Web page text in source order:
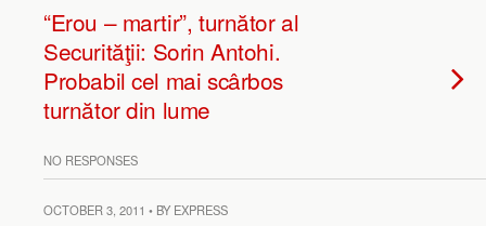
“Erou – martir”, turnător al
Securităţii: Sorin Antohi.
Probabil cel mai scârbos
turnător din lume
NO RESPONSES
OCTOBER 3, 2011 • BY EXPRESS